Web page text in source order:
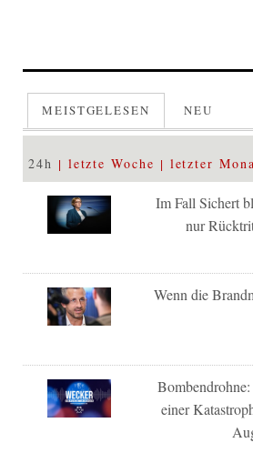
MEISTGELESEN NEU
24h letzte Woche letzter
Im Fall Sichert
nur
Wenn die
einer